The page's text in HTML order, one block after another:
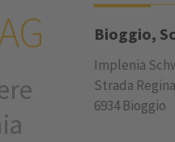
Bioggio,
Implenia
Strada
6934 Bioggio